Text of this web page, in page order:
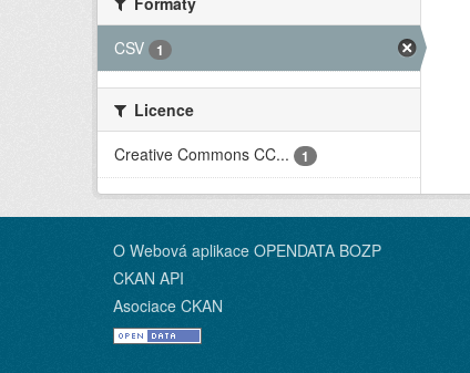
CSV
1
Licence
Creative Commons CC...
1
O Webová aplikace OPENDATA BOZP
CKAN API
Asociace CKAN